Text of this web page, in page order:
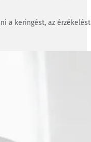
a keringést, az